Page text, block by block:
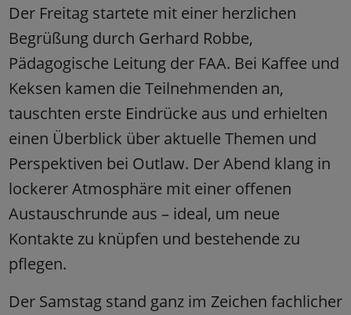
Der Freitag startete mit einer herzlichen
Begrüßung durch Gerhard Robbe,
Pädagogische Leitung der FAA. Bei Kaffee und
Keksen kamen die Teilnehmenden an,
tauschten erste Eindrücke aus und erhielten
einen Überblick über aktuelle Themen und
Perspektiven bei Outlaw. Der Abend klang in
lockerer Atmosphäre mit einer offenen
Austauschrunde aus – ideal, um neue
Kontakte zu knüpfen und bestehende zu
pflegen.
Der Samstag stand ganz im Zeichen fachlicher